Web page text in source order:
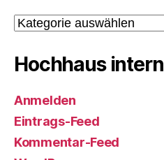
Kategorien
Hochhaus intern
Anmelden
Eintrags-Feed
Kommentar-Feed